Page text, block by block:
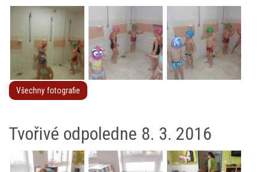
Všechny fotografie
Tvořivé odpoledne 8. 3. 2016